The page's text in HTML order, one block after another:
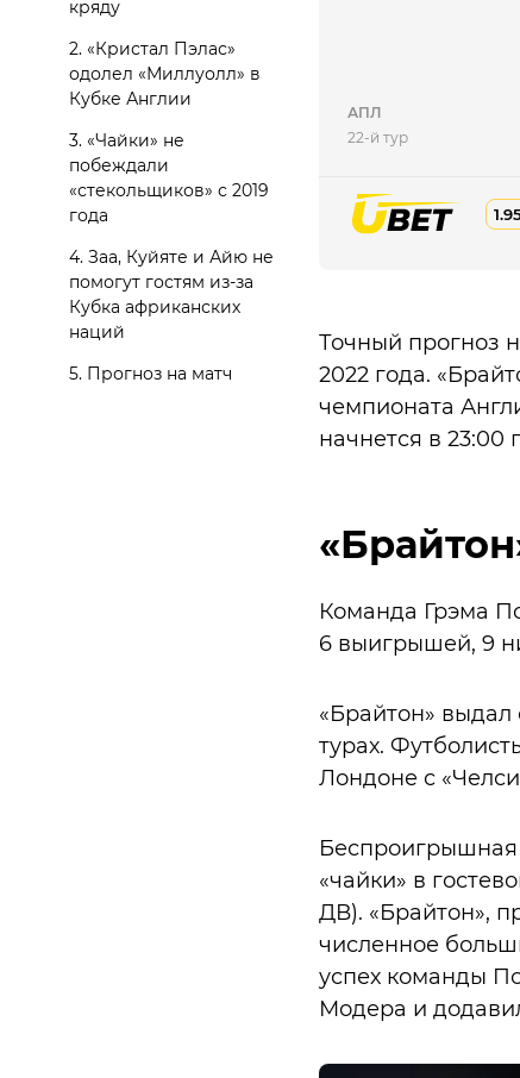
кряду
2. «Кристал Пэлас»
одолел «Миллуолл» в
Кубке Англии
3. «Чайки» не
побеждали
«стекольщиков» с 2019
года
4. Заа, Куйяте и Айю не
помогут гостям из-за
Кубка африканских
наций
5. Прогноз на матч
АПЛ
22-й тур
Точный прогноз
2022 года.
чемпионата
начнется в 23:00
Команда Грэма
6 выигрышей, 9
«Брайтон» выдал
турах.
Лондоне с
Беспроигрышная
«чайки» в
ДВ). «Брайтон»,
численное
успех команды
Модера и